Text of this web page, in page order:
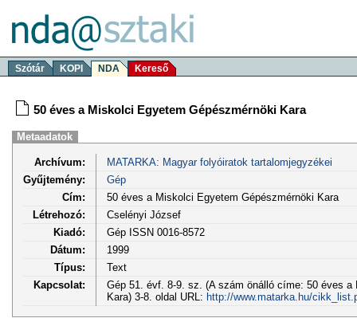
Szótár KOPI NDA Kereső
50 éves a Miskolci Egyetem Gépészmérnöki Kara
Metaadatok
Archívum:
MATARKA: Magyar folyóiratok tartalomjegyzékei
Gyűjtemény:
Gép
Cím:
50 éves a Miskolci Egyetem Gépészmérnöki Kara
Létrehozó:
Cselényi József
Kiadó:
Gép ISSN 0016-8572
Dátum:
1999
Típus:
Text
Kapcsolat:
Gép 51. évf. 8-9. sz. (A szám önálló címe: 50 éves
Kara) 3-8. oldal URL: http://www.matarka.hu/